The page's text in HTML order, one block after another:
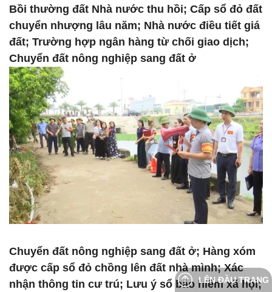
Bồi thường đất Nhà nước thu hồi; Cấp sổ đỏ đất
chuyển nhượng lâu năm; Nhà nước điều tiết giá
đất; Trường hợp ngân hàng từ chối giao dịch;
Chuyển đất nông nghiệp sang đất ở
Chuyển đất nông nghiệp sang đất ở; Hàng xóm
được cấp sổ đỏ chồng lên đất nhà mình; Xác
nhận thông tin cư trú; Lưu ý sổ bảo hiểm xã hội;
LÊN ĐẦU TRANG